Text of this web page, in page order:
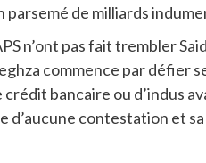
de milliards
n’ont pas fait trembler
commence par défier
bancaire ou d’indus
d’aucune contestation et